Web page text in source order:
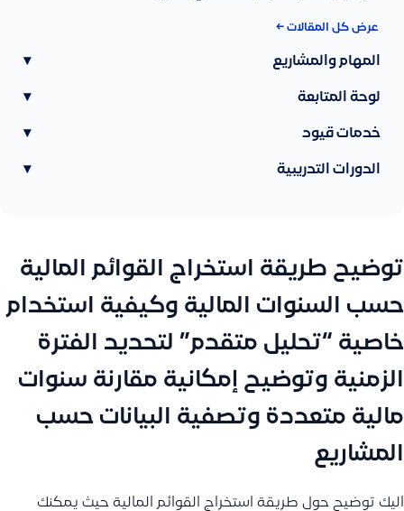
عرض كل المقالات ←
المهام والمشاريع ▾
لوحة المتابعة ▾
خدمات قيود ▾
الدورات التدريبية ▾
توضيح طريقة استخراج القوائم المالية
حسب السنوات المالية وكيفية استخدام
خاصية “تحليل متقدم” لتحديد الفترة
الزمنية وتوضيح إمكانية مقارنة سنوات
مالية متعددة وتصفية البيانات حسب
المشاريع
اليك توضيح حول طريقة استخراج القوائم المالية حيث يمكنك